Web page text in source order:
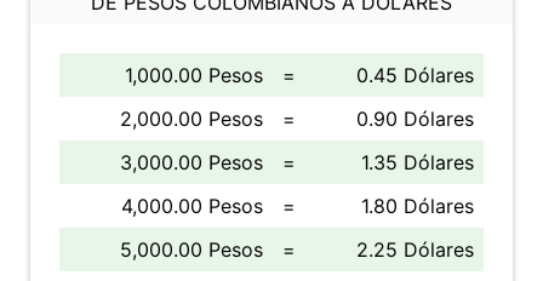
1,000.00 Pesos =
0.45 Dólares
2,000.00 Pesos
=
0.90 Dólares
3,000.00 Pesos
=
1.35 Dólares
4,000.00 Pesos
=
1.80 Dólares
5,000.00 Pesos
=
2.25 Dólares